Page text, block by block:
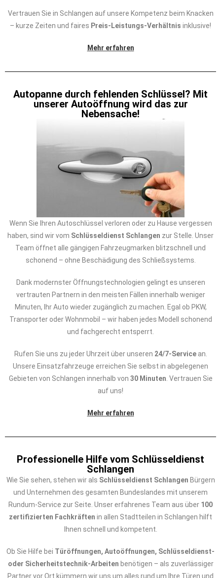
Vertrauen Sie in Schlangen auf unsere Kompetenz beim Knacken
– kurze Zeiten und faires Preis-Leistungs-Verhältnis inklusive!
Mehr erfahren
Autopanne durch fehlenden Schlüssel? Mit
unserer Autoöffnung wird das zur
Nebensache!
Wenn Sie Ihren Autoschlüssel verloren oder zu Hause vergessen
haben, sind wir vom Schlüsseldienst Schlangen zur Stelle. Unser
Team öffnet alle gängigen Fahrzeugmarken blitzschnell und
schonend – ohne Beschädigung des Schließsystems.
Dank modernster Öffnungstechnologien gelingt es unseren
vertrauten Partnern in den meisten Fällen innerhalb weniger
Minuten, Ihr Auto wieder zugänglich zu machen. Egal ob PKW,
Transporter oder Wohnmobil – wir haben jedes Modell schonend
und fachgerecht entsperrt.
Rufen Sie uns zu jeder Uhrzeit über unseren 24/7-Servicean.
Unsere Einsatzfahrzeuge erreichen Sie selbst in abgelegenen
Gebieten von Schlangen innerhalb von 30 Minuten . Vertrauen Sie
auf uns!
Mehr erfahren
Professionelle Hilfe vom Schlüsseldienst
Schlangen
Wie Sie sehen, stehen wir als Schlüsseldienst Schlangen Bürgern
und Unternehmen des gesamten Bundeslandes mit unserem
Rundum-Service zur Seite. Unser erfahrenes Team aus über 100
zertifizierten Fachkräften in allen Stadtteilen in Schlangen hilft
Ihnen schnell und kompetent.
Ob Sie Hilfe bei Türöffnungen, Autoöffnungen, Schlüsseldienst-
oder Sicherheitstechnik-Arbeiten benötigen – als zuverlässiger
Partner vor Ort kümmern wir uns um alles rund um Ihre Türen und